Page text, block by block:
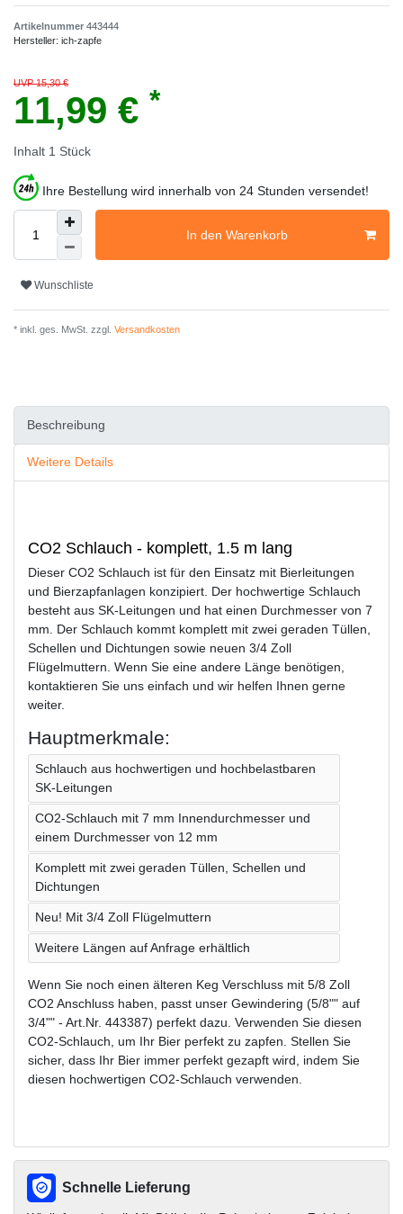
Artikelnummer 443444
Hersteller: ich-zapfe
UVP 15,30 €
11,99 € *
Inhalt 1 Stück
Ihre Bestellung wird innerhalb von 24 Stunden versendet!
In den Warenkorb
Wunschliste
* inkl. ges. MwSt. zzgl. Versandkosten
Beschreibung
Weitere Details
CO2 Schlauch - komplett, 1.5 m lang
Dieser CO2 Schlauch ist für den Einsatz mit Bierleitungen
und Bierzapfanlagen konzipiert. Der hochwertige Schlauch
besteht aus SK-Leitungen und hat einen Durchmesser von 7
mm. Der Schlauch kommt komplett mit zwei geraden Tüllen,
Schellen und Dichtungen sowie neuen 3/4 Zoll
Flügelmuttern. Wenn Sie eine andere Länge benötigen,
kontaktieren Sie uns einfach und wir helfen Ihnen gerne
weiter.
Hauptmerkmale:
Schlauch aus hochwertigen und hochbelastbaren
SK-Leitungen
CO2-Schlauch mit 7 mm Innendurchmesser und
einem Durchmesser von 12 mm
Komplett mit zwei geraden Tüllen, Schellen und
Dichtungen
Neu! Mit 3/4 Zoll Flügelmuttern
Weitere Längen auf Anfrage erhältlich
Wenn Sie noch einen älteren Keg Verschluss mit 5/8 Zoll
CO2 Anschluss haben, passt unser Gewindering (5/8"" auf
3/4"" - Art.Nr. 443387) perfekt dazu. Verwenden Sie diesen
CO2-Schlauch, um Ihr Bier perfekt zu zapfen. Stellen Sie
sicher, dass Ihr Bier immer perfekt gezapft wird, indem Sie
diesen hochwertigen CO2-Schlauch verwenden.
Schnelle Lieferung